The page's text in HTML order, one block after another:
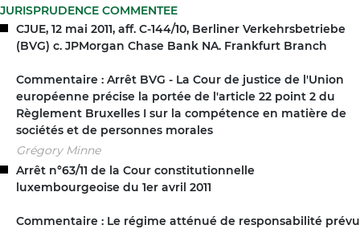
JURISPRUDENCE COMMENTEE
CJUE, 12 mai 2011, aff. C-144/10, Berliner Verkehrsbetriebe
(BVG) c. JPMorgan Chase Bank NA. Frankfurt Branch
Commentaire : Arrêt BVG - La Cour de justice de l'Union
européenne précise la portée de l'article 22 point 2 du
Règlement Bruxelles I sur la compétence en matière de
sociétés et de personnes morales
Grégory Minne
Arrêt n°63/11 de la Cour constitutionnelle
luxembourgeoise du 1er avril 2011
Commentaire : Le régime atténué de responsabilité prévu